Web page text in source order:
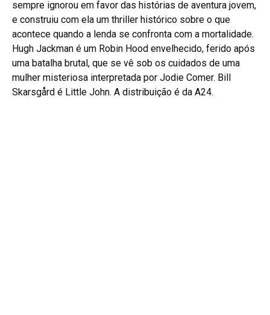
sempre ignorou em favor das histórias de aventura jovem,
e construiu com ela um thriller histórico sobre o que
acontece quando a lenda se confronta com a mortalidade.
Hugh Jackman é um Robin Hood envelhecido, ferido após
uma batalha brutal, que se vê sob os cuidados de uma
mulher misteriosa interpretada por Jodie Comer. Bill
Skarsgård é Little John. A distribuição é da A24.